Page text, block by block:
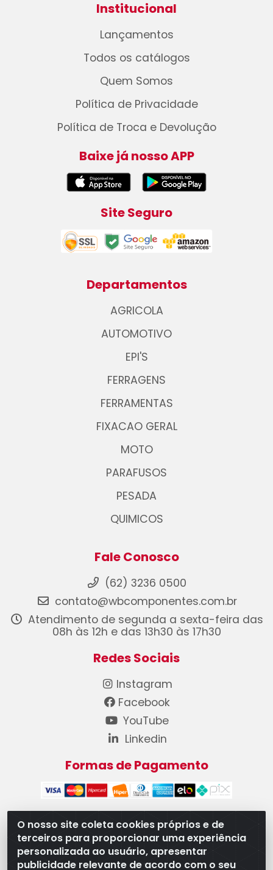
O nosso site coleta cookies próprios e de
terceiros para proporcionar uma experiência
personalizada ao usuário, apresentar
publicidade relevante de acordo com o seu
Institucional
Lançamentos
Todos os catálogos
Quem Somos
Política de Privacidade
Política de Troca e Devolução
Baixe já nosso APP
Site Seguro
Departamentos
AGRICOLA
AUTOMOTIVO
EPI'S
FERRAGENS
FERRAMENTAS
FIXACAO GERAL
MOTO
PARAFUSOS
PESADA
QUIMICOS
Fale Conosco
(62) 3236 0500
contato@wbcomponentes.com.br
Atendimento de segunda a sexta-feira das
08h às 12h e das 13h30 às 17h30
Redes Sociais
Instagram
Facebook
YouTube
Linkedin
Formas de Pagamento
WB Componentes Automotivos LTDA - CNPJ
08.528.393/0001-12 - Rua do Níquel, 667 - Parque
Oeste Industrial, Goiânia/GO - CEP 74375-660